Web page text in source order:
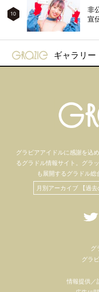
10
非
宣
gravure-
ギャラリー
グラビアアイドルに感謝を込
るグラドル情報サイト。 グラ
も 展開するグラドル総
月別アーカイブ 【過
グ
グラ
情報提供／